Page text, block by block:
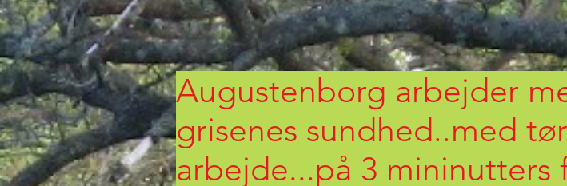
Augustenborg arbejder
grisenes sundhed..med
arbejde...på 3 mininutters